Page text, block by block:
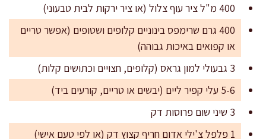
400 מ"ל ציר עוף צלול (או ציר ירקות לבית טבעוני)
400 גרם שרימפס בינוניים קלופים ושטופים (אפשר טריים
או קפואים באיכות גבוהה)
3 גבעולי למון גראס (קלופים, חצויים וכתושים קלות)
5-6 עלי קפיר ליים (יבשים או טריים, קורעים ביד)
3 שיני שום פרוסות דק
1 פלפל צ'ילי אדום חריף קצוץ דק (או לפי טעם אישי)